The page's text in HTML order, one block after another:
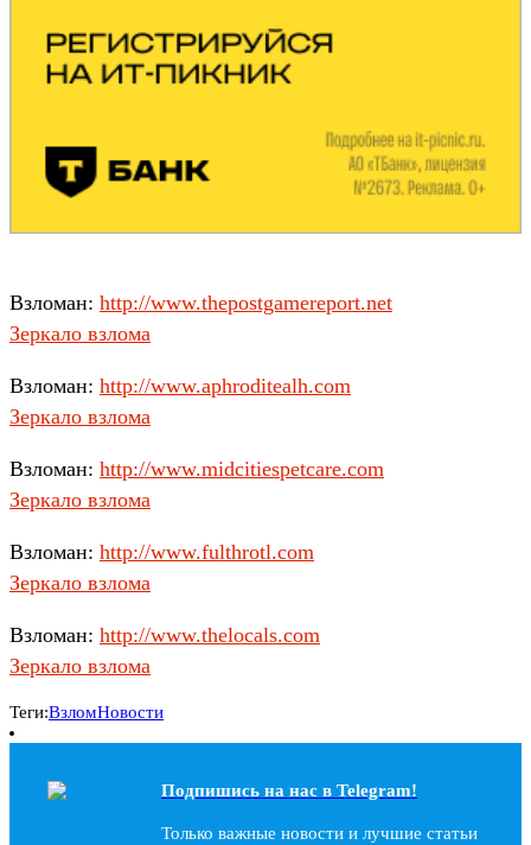
Взломан: http://www.thepostgamereport.net
Зеркало взлома
Взломан: http://www.aphroditealh.com
Зеркало взлома
Взломан: http://www.midcitiespetcare.com
Зеркало взлома
Взломан: http://www.fulthrotl.com
Зеркало взлома
Взломан: http://www.thelocals.com
Зеркало взлома
Теги:ВзломНовости
Подпишись на наc в Telegram!
Только важные новости и лучшие статьи